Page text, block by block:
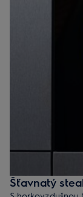
Šťavnatý